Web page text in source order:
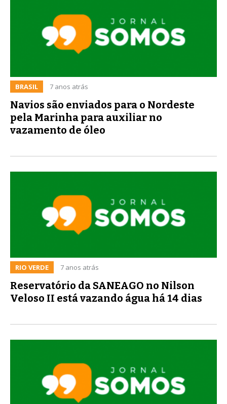
BRASIL 7 anos atrás
Navios são enviados para o Nordeste
pela Marinha para auxiliar no
vazamento de óleo
RIO VERDE 7 anos atrás
Reservatório da SANEAGO no Nilson
Veloso II está vazando água há 14 dias